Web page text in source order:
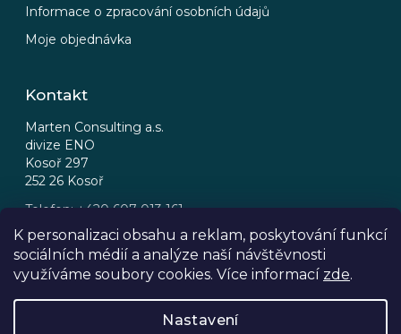
K personalizaci obsahu a reklam, poskytování funkcí
sociálních médií a analýze naší návštěvnosti
využíváme soubory cookies. Více informací zde.
Nastavení
Informace o zpracování osobních údajů
Moje objednávka
Kontakt
Marten Consulting a.s.
divize ENO
Kosoř 297
252 26 Kosoř
Telefon: +420 607 013 161
Email: eno@eno.cz
FB IG